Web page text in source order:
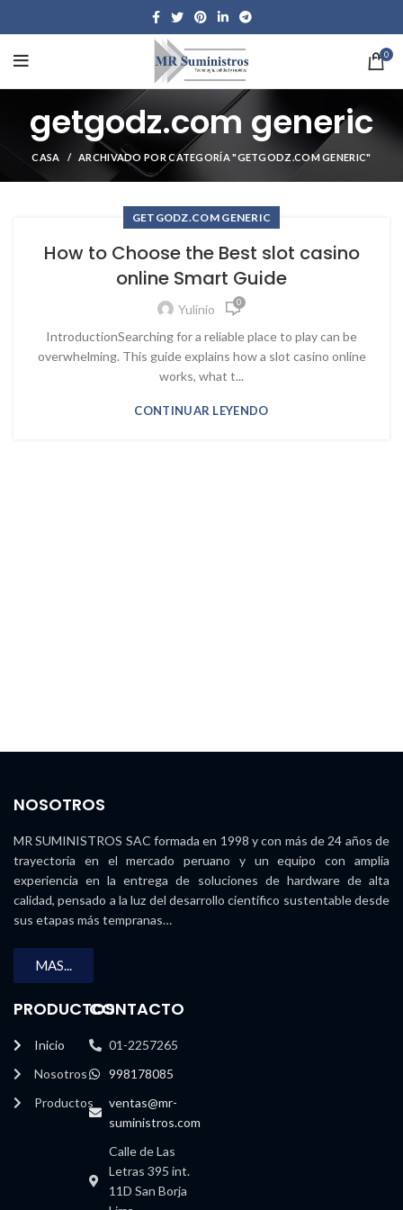
0
getgodz.com generic
CASA ARCHIVADO POR CATEGORÍA "GETGODZ.COM GENERIC"
GETGODZ.COM GENERIC
How to Choose the Best slot casino
online Smart Guide
Yulinio 0
IntroductionSearching for a reliable place to play can be
overwhelming. This guide explains how a slot casino online
works, what t...
CONTINUAR LEYENDO
NOSOTROS
MR SUMINISTROS SAC formada en 1998 y con más de 24 años de
trayectoria en el mercado peruano y un equipo con amplia
experiencia en la entrega de soluciones de hardware de alta
calidad, pensado a la luz del desarrollo científico sustentable desde
sus etapas más tempranas…
MAS...
PRODUCTOS
Inicio
Nosotros
Productos
CONTACTO
01-2257265
998178085
ventas@mr-
suministros.com
Calle de Las
Letras 395 int.
11D San Borja